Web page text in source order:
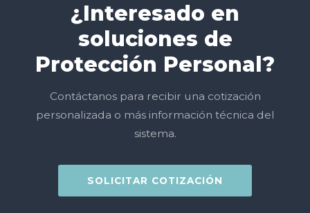
¿Interesado en
soluciones de
Protección Personal?
Contáctanos para recibir una cotización
personalizada o más información técnica del
sistema.
SOLICITAR COTIZACIÓN